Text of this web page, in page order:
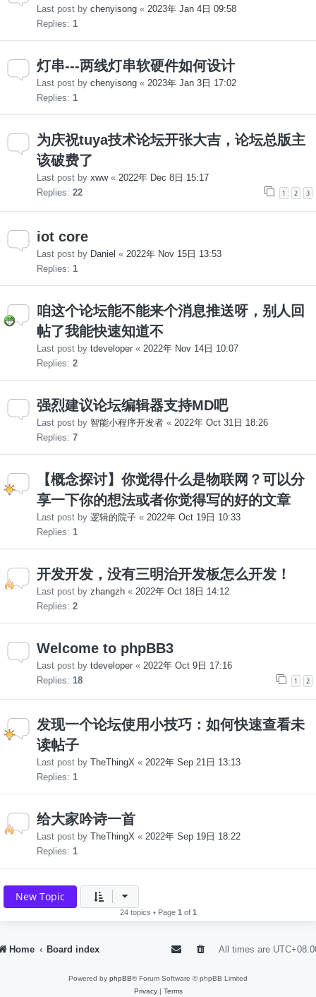
Last post by chenyisong « 2023年 Jan 4日 09:58
Replies: 1
灯串---两线灯串软硬件如何设计
Last post by chenyisong « 2023年 Jan 3日 17:02
Replies: 1
为庆祝tuya技术论坛开张大吉，论坛总版主
该破费了
Last post by xww« 2022年 Dec 8日 15:17
Replies: 22 1 2 3
iot core
Last post by Daniel « 2022年 Nov 15日 13:53
Replies: 1
咱这个论坛能不能来个消息推送呀，别人回
帖了我能快速知道不
Last post by tdeveloper « 2022年 Nov 14日 10:07
Replies: 2
强烈建议论坛编辑器支持MD吧
Last post by 智能小程序开发者 « 2022年 Oct 31日 18:26
Replies: 7
【概念探讨】你觉得什么是物联网？可以分
享一下你的想法或者你觉得写的好的文章
Last post by 逻辑的院子 « 2022年 Oct 19日 10:33
Replies: 1
开发开发，没有三明治开发板怎么开发！
Last post by zhangzh « 2022年 Oct 18日 14:12
Replies: 2
Welcome to phpBB3
Last post by tdeveloper « 2022年 Oct 9日 17:16
Replies: 18 1 2
发现一个论坛使用小技巧：如何快速查看未
读帖子
Last post by TheThingX « 2022年 Sep 21日 13:13
Replies: 1
给大家吟诗一首
Last post by TheThingX « 2022年 Sep 19日 18:22
Replies: 1
New Topic
24 topics • Page 1 of 1
Home Board index All times are
Powered by phpBB® Forum Software © phpBB Limited
Privacy| Terms